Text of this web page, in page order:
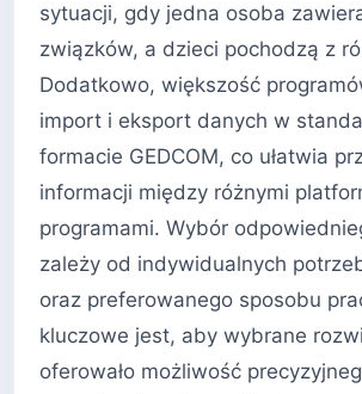
sytuacji, gdy jedna osoba
związków, a dzieci pochodzą z
Dodatkowo, większość
import i eksport danych w
formacie GEDCOM, co ułatwia
informacji między różnymi
programami. Wybór
zależy od indywidualnych
oraz preferowanego sposobu
kluczowe jest, aby wybrane
oferowało możliwość